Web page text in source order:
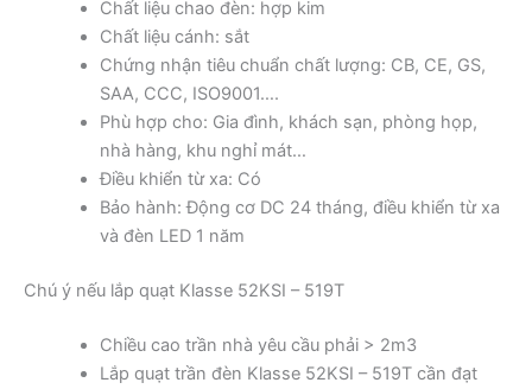
Chất liệu chao đèn: hợp kim
Chất liệu cánh: sắt
Chứng nhận tiêu chuẩn chất lượng: CB, CE, GS,
SAA, CCC, ISO9001….
Phù hợp cho: Gia đình, khách sạn, phòng họp,
nhà hàng, khu nghỉ mát…
Điều khiển từ xa: Có
Bảo hành: Động cơ DC 24 tháng, điều khiển từ xa
và đèn LED 1 năm
Chú ý nếu lắp quạt Klasse 52KSI – 519T
Chiều cao trần nhà yêu cầu phải > 2m3
Lắp quạt trần đèn Klasse 52KSI – 519T cần đạt